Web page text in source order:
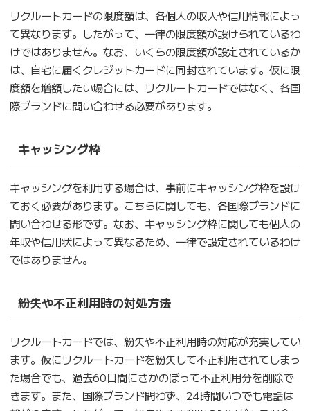
リクルートカードの限度額は、各個人の収入や信用情報によっ
て異なります。したがって、一律の限度額が設けられているわ
けではありません。なお、いくらの限度額が設定されているか
は、自宅に届くクレジットカードに同封されています。仮に限
度額を増額したい場合には、リクルートカードではなく、各国
際ブランドに問い合わせる必要があります。
キャッシング枠
キャッシングを利用する場合は、事前にキャッシング枠を設け
ておく必要があります。こちらに関しても、各国際ブランドに
問い合わせる形です。なお、キャッシング枠に関しても個人の
年収や信用状によって異なるため、一律で設定されているわけ
ではありません。
紛失や不正利用時の対処方法
リクルートカードでは、紛失や不正利用時の対応が充実してい
ます。仮にリクルートカードを紛失して不正利用されてしまっ
た場合でも、過去60日間にさかのぼって不正利用分を削除で
きます。また、国際ブランド問わず、24時間いつでも電話は